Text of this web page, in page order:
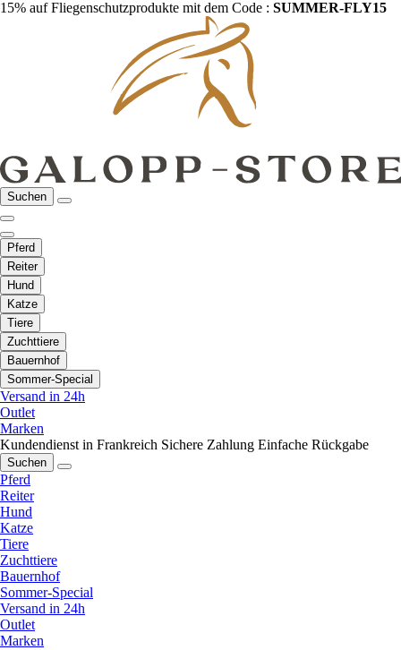
15% auf Fliegenschutzprodukte mit dem Code : SUMMER-FLY15
Suchen
Pferd
Reiter
Hund
Katze
Tiere
Zuchttiere
Bauernhof
Sommer-Special
Versand in 24h
Outlet
Marken
Kundendienst in Frankreich Sichere Zahlung Einfache Rückgabe
Suchen
Pferd
Reiter
Hund
Katze
Tiere
Zuchttiere
Bauernhof
Sommer-Special
Versand in 24h
Outlet
Marken